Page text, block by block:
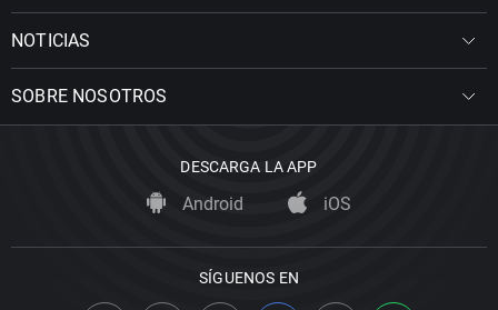
NOTICIAS
SOBRE NOSOTROS
DESCARGA LA APP
Android iOS
SÍGUENOS EN